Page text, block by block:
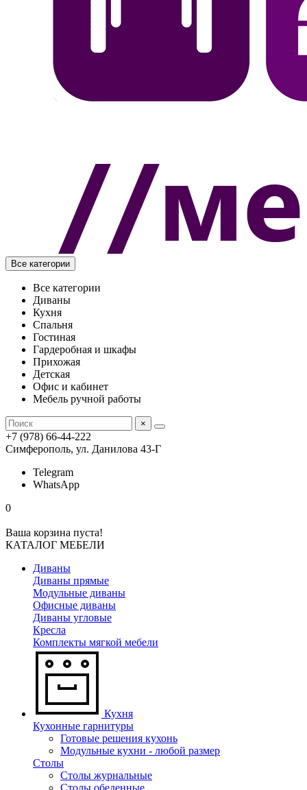
Все категории
Все категории
Диваны
Кухня
Спальня
Гостиная
Гардеробная и шкафы
Прихожая
Детская
Офис и кабинет
Мебель ручной работы
×
+7 (978) 66-44-222
Симферополь, ул. Данилова 43-Г
Telegram
WhatsApp
0
Ваша корзина пуста!
КАТАЛОГ МЕБЕЛИ
Диваны
Диваны прямые
Модульные диваны
Офисные диваны
Диваны угловые
Кресла
Комплекты мягкой мебели
Кухня
Кухонные гарнитуры
Готовые решения кухонь
Модульные кухни - любой размер
Столы
Столы журнальные
Столы обеденные